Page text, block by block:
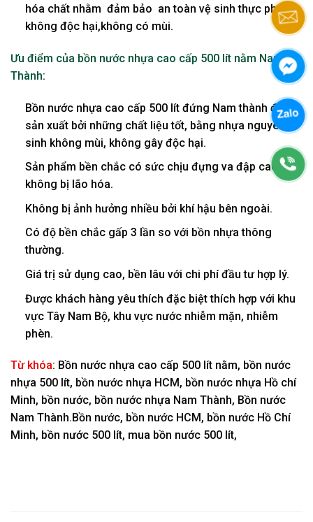
hóa chất nhằm đảm bảo an toàn vệ sinh thực phẩm,
không độc hại,không có mùi.
Ưu điểm của bồn nước nhựa cao cấp 500 lít nằm Nam
Thành:
Bồn nước nhựa cao cấp 500 lít đứng Nam thành được
sản xuất bởi những chất liệu tốt, bằng nhựa nguyên
sinh không mùi, không gây độc hại.
Sản phẩm bền chắc có sức chịu đựng va đập cao,
không bị lão hóa.
Không bị ảnh hưởng nhiều bởi khí hậu bên ngoài.
Có độ bền chắc gấp 3 lần so với bồn nhựa thông
thường.
Giá trị sử dụng cao, bền lâu với chi phí đầu tư hợp lý.
Được khách hàng yêu thích đặc biệt thích hợp với khu
vực Tây Nam Bộ, khu vực nước nhiễm mặn, nhiễm
phèn.
Từ khóa: Bồn nước nhựa cao cấp 500 lít nằm, bồn nước
nhựa 500 lít, bồn nước nhựa HCM, bồn nước nhựa Hồ chí
Minh, bồn nước, bồn nước nhựa Nam Thành, Bồn nước
Nam Thành.Bồn nước, bồn nước HCM, bồn nước Hồ Chí
Minh, bồn nước 500 lít, mua bồn nước 500 lít,